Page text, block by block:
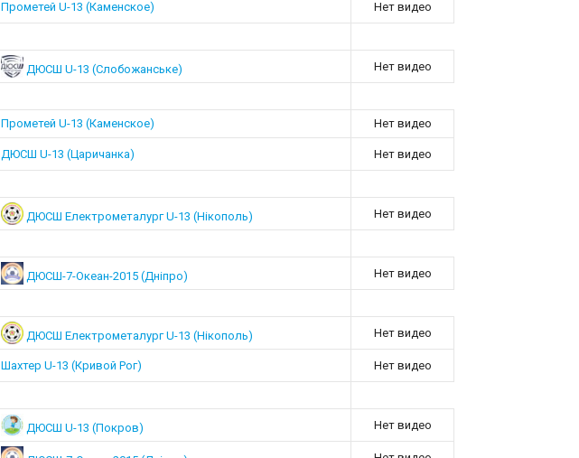
Прометей U-13 (Каменское) Нет видео
ДЮСШ U-13 (Слобожанське) Нет видео
Прометей U-13 (Каменское) Нет видео
ДЮСШ U-13 (Царичанка) Нет видео
ДЮСШ Електрометалург U-13 (Нікополь) Нет видео
ДЮСШ-7-Океан-2015 (Дніпро) Нет видео
ДЮСШ Електрометалург U-13 (Нікополь) Нет видео
Шахтер U-13 (Кривой Рог) Нет видео
ДЮСШ U-13 (Покров) Нет видео